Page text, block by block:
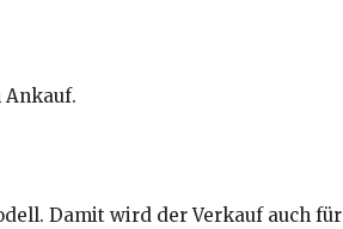
Damit wird der Verkauf auch für